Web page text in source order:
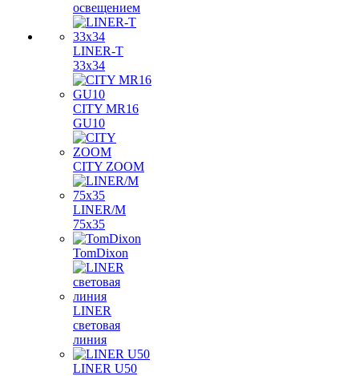
освещением
LINER-T
33x34
CITY MR16
GU10
CITY ZOOM
LINER/M
75х35
TomDixon
LINER
световая
линия
LINER U50